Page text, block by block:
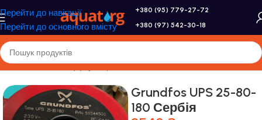
Перейти до навігації
Перейти до основного вмісту
+380 (95) 779-27-72
+380 (97) 542-30-18
Головна/Насоси/Циркуляційні насоси
Grundfos UPS 25-80-
180 Сербія